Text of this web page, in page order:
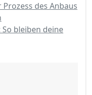
des Anbaus
bleiben deine